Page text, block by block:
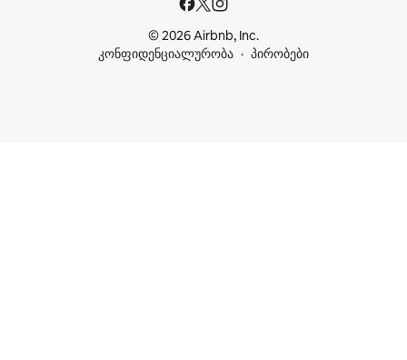
© 2026 Airbnb, Inc.
კონფიდენციალურობა
პირობები